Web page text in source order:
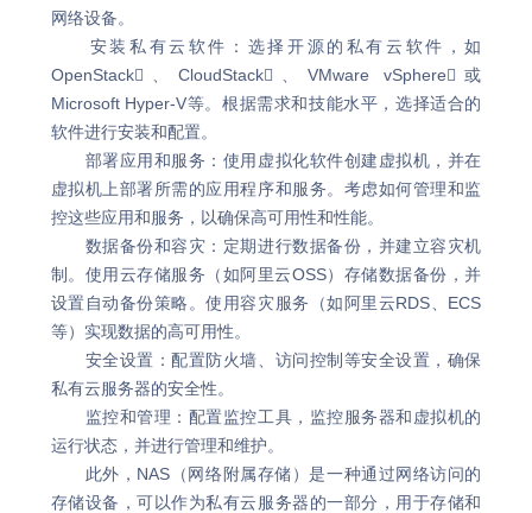
网络设备。
安装私有云软件：选择开源的私有云软件，如
OpenStack、CloudStack、VMware vSphere或
Microsoft Hyper-V等。根据需求和技能水平，选择适合的
软件进行安装和配置。
部署应用和服务：使用虚拟化软件创建虚拟机，并在
虚拟机上部署所需的应用程序和服务。考虑如何管理和监
控这些应用和服务，以确保高可用性和性能。
数据备份和容灾：定期进行数据备份，并建立容灾机
制。使用云存储服务（如阿里云OSS）存储数据备份，并
设置自动备份策略。使用容灾服务（如阿里云RDS、ECS
等）实现数据的高可用性。
安全设置：配置防火墙、访问控制等安全设置，确保
私有云服务器的安全性。
监控和管理：配置监控工具，监控服务器和虚拟机的
运行状态，并进行管理和维护。
此外，NAS（网络附属存储）是一种通过网络访问的
存储设备，可以作为私有云服务器的一部分，用于存储和